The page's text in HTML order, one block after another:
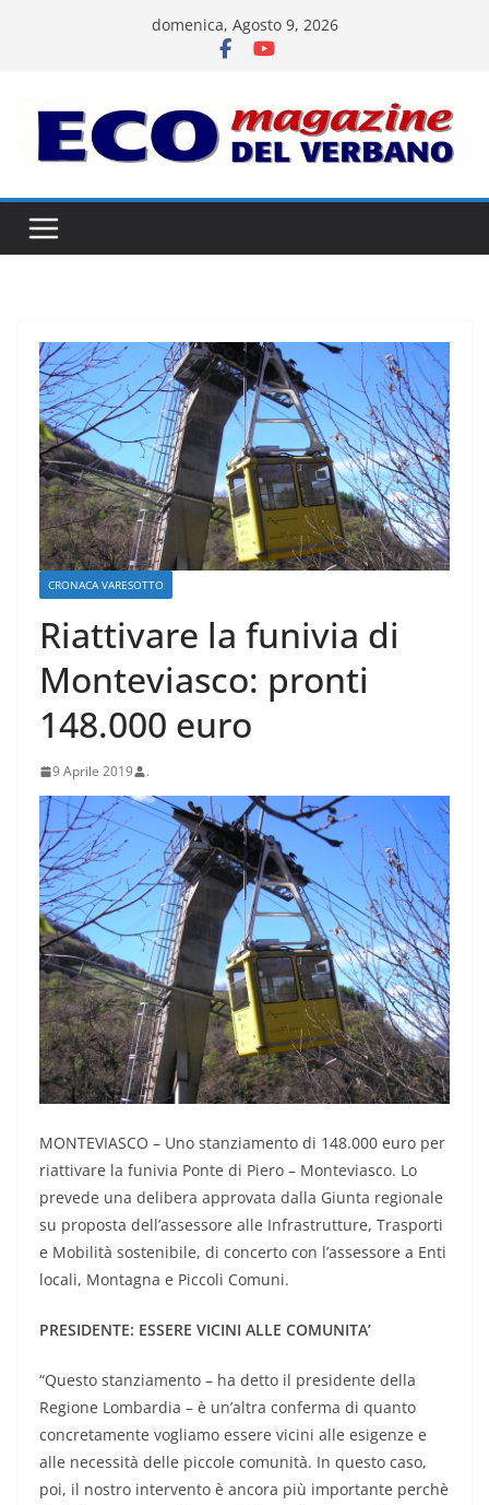
domenica, Agosto 9, 2026
CRONACA VARESOTTO
Riattivare la funivia di
Monteviasco: pronti
148.000 euro
9 Aprile 2019 .
MONTEVIASCO – Uno stanziamento di 148.000 euro per
riattivare la funivia Ponte di Piero – Monteviasco. Lo
prevede una delibera approvata dalla Giunta regionale
su proposta dell’assessore alle Infrastrutture, Trasporti
e Mobilità sostenibile, di concerto con l’assessore a Enti
locali, Montagna e Piccoli Comuni.
PRESIDENTE: ESSERE VICINI ALLE COMUNITA’
“Questo stanziamento – ha detto il presidente della
Regione Lombardia – è un’altra conferma di quanto
concretamente vogliamo essere vicini alle esigenze e
alle necessità delle piccole comunità. In questo caso,
poi, il nostro intervento è ancora più importante perchè